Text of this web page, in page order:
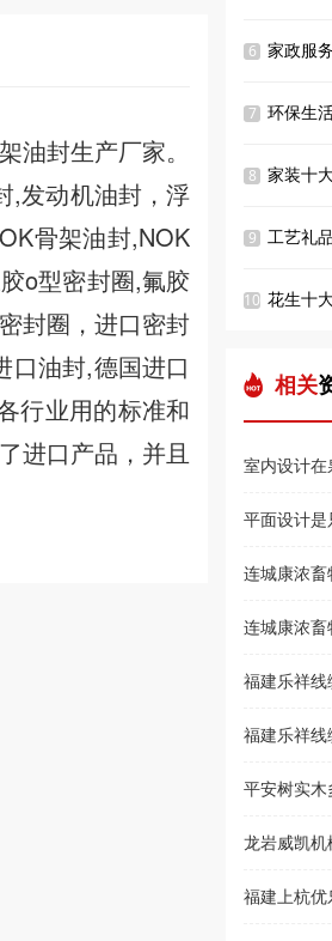
封生产厂家。
,发动机油封，浮
骨架油封,NOK
o型密封圈,氟胶
封圈，进口密封
口油封,德国进口
行业用的标准和
进口产品，并且
6 家政服
7 环保生
8 家装十
9 工艺礼
10 花生十
相关
室内设计在
连城康浓畜